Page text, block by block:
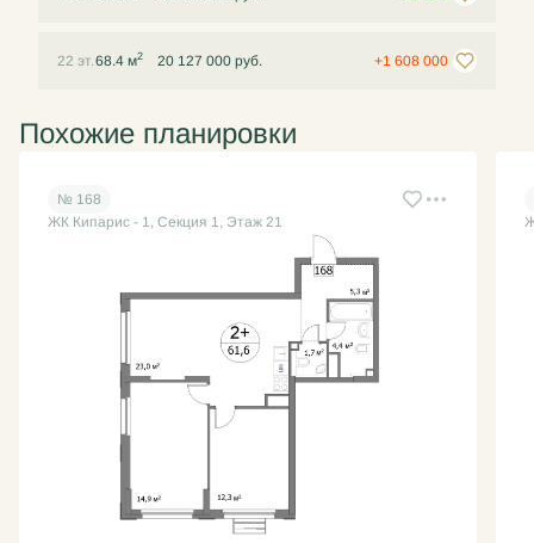
22 эт.68.4 м2 20 127 000 руб. +1 608 000
Похожие планировки
№ 168
ЖК Кипарис - 1, Секция 1, Этаж 21